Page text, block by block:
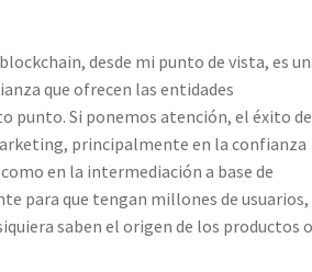
desde mi punto de vista, es
que ofrecen las entidades
punto. Si ponemos atención, el éxito de
principalmente en la confianza
en la intermediación a base de
para que tengan millones de usuarios,
saben el origen de los productos o